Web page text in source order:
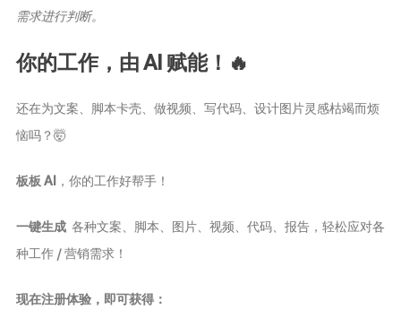
需求进行判断。
你的工作，由 AI 赋能！🔥
还在为文案、脚本卡壳、做视频、写代码、设计图片灵感枯竭而烦
恼吗？🤯
板板 AI ，你的工作好帮手！
一键生成 各种文案、脚本、图片、视频、代码、报告，轻松应对各
种工作 / 营销需求！
现在注册体验，即可获得：